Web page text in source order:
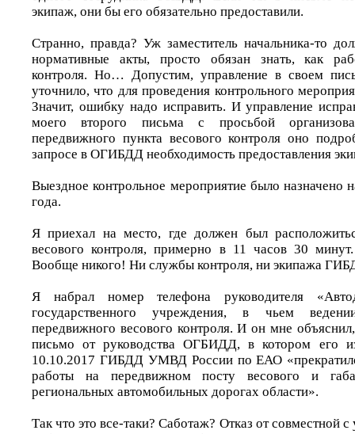
экипаж, они бы его обязательно предоставили.
Странно, правда? Уж заместитель начальника-то
нормативные акты, просто обязан знать, как
контроля. Но… Допустим, управление в своем
уточнило, что для проведения контрольного
Значит, ошибку надо исправить. И управление
моего второго письма с просьбой
передвижного пункта весового контроля оно
запросе в ОГИБДД необходимость предоставления
Выездное контрольное мероприятие было назначено
года.
Я приехал на место, где должен был
весового контроля, примерно в 11 часов 30
Вообще никого! Ни службы контроля, ни экипажа
Я набрал номер телефона руководителя
государственного учреждения, в чьем
передвижного весового контроля. И он мне
письмо от руководства ОГБИДД, в котором его
10.10.2017 ГИБДД УМВД России по ЕАО
работы на передвижном посту весового и
региональных автомобильных дорогах области».
Так что это все-таки? Саботаж? Отказ от совместной